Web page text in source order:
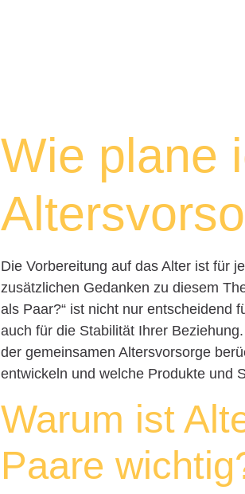
Wie plane
Die Vorbereitung auf das Alter ist für
zusätzlichen Gedanken zu diesem
als Paar?“ ist nicht nur entscheidend
auch für die Stabilität Ihrer
der gemeinsamen Altersvorsorge
entwickeln und welche Produkte und
Warum ist
Paare